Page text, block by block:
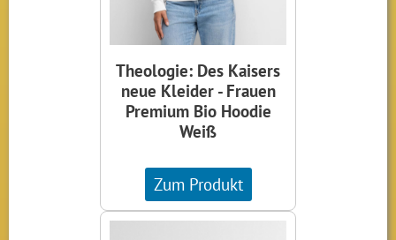
Theologie: Des Kaisers
neue Kleider - Frauen
Premium Bio Hoodie
Weiß
Zum Produkt